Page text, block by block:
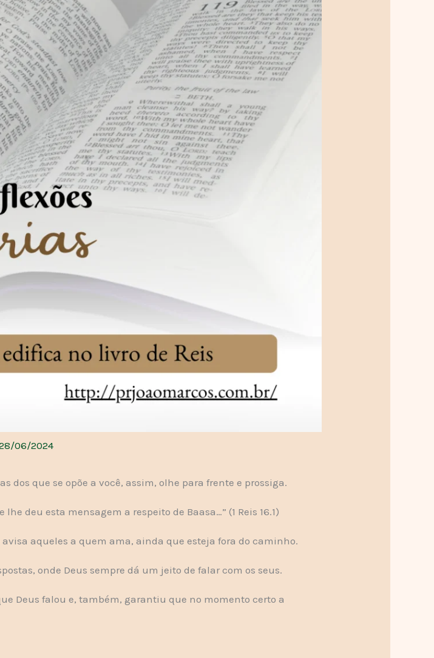
06/2024
dos que se opõe a você, assim, olhe para frente e prossiga.
deu esta mensagem a respeito de Baasa…” (1 Reis 16.1)
aqueles a quem ama, ainda que esteja fora do caminho.
onde Deus sempre dá um jeito de falar com os seus.
Deus falou e, também, garantiu que no momento certo a